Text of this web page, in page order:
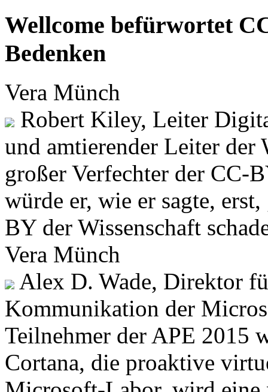
Wellcome befürwortet
Bedenken
Vera Münch
Robert Kiley, Leiter
und amtierender Leiter
großer Verfechter der CC-
würde er, wie er sagte,
BY der Wissenschaft
Vera Münch
Alex D. Wade, Direktor
Kommunikation der
Teilnehmer der APE 2015
Cortana, die proaktive